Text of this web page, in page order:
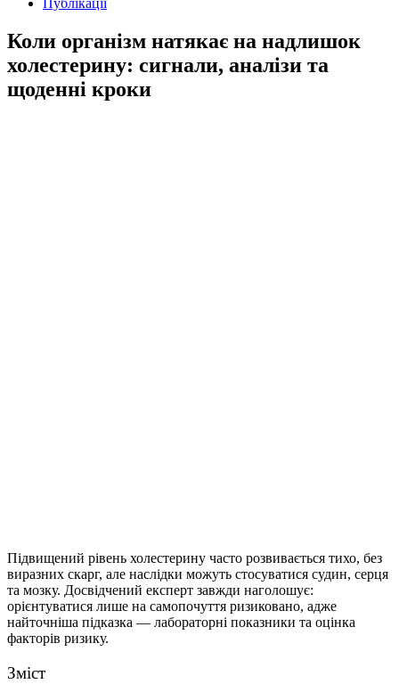
Публікації
Коли організм натякає на надлишок
холестерину: сигнали, аналізи та
щоденні кроки
Підвищений рівень холестерину часто розвивається тихо, без
виразних скарг, але наслідки можуть стосуватися судин, серця
та мозку. Досвідчений експерт завжди наголошує:
орієнтуватися лише на самопочуття ризиковано, адже
найточніша підказка — лабораторні показники та оцінка
факторів ризику.
Зміст